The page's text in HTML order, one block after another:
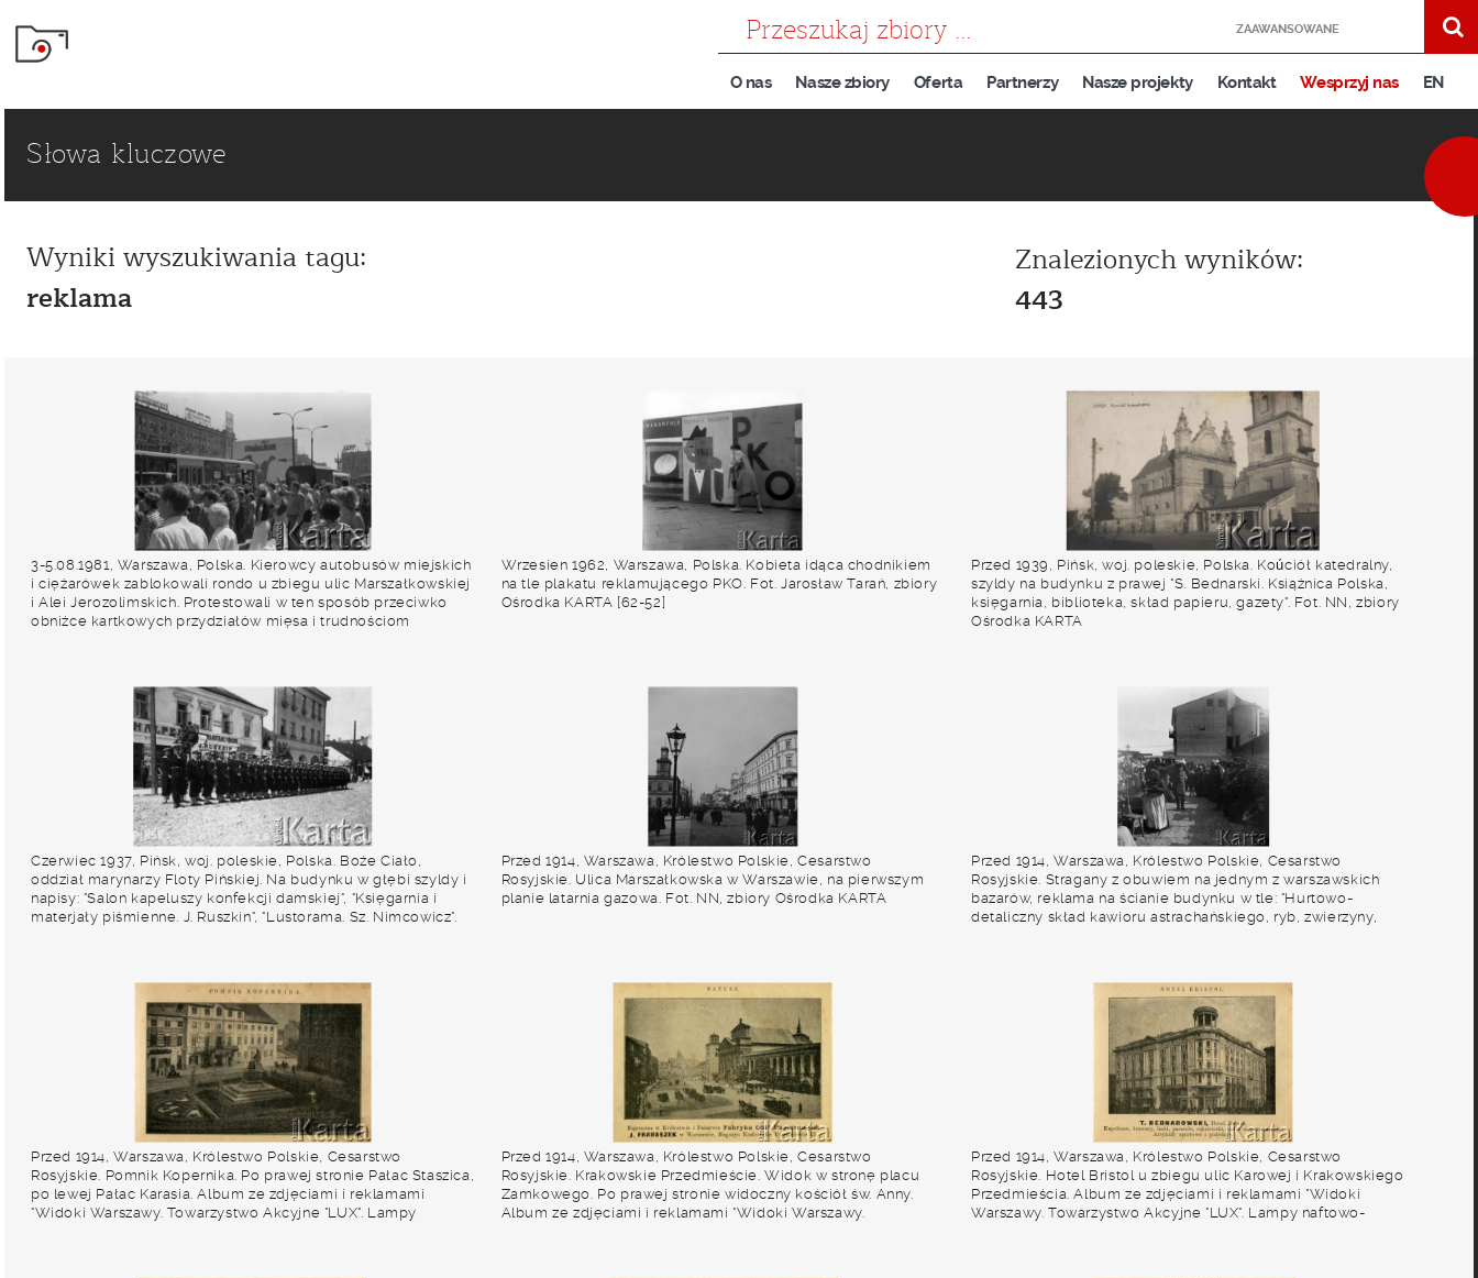
ZAAWANSOWANE
O nas Nasze zbiory Oferta Partnerzy Nasze projekty Kontakt Wesprzyj nas EN
Słowa kluczowe
Wyniki wyszukiwania tagu:
reklama
Znalezionych wyników:
443
3-5.08.1981, Warszawa, Polska. Kierowcy autobusów miejskich
i ciężarówek zablokowali rondo u zbiegu ulic Marszałkowskiej
i Alei Jerozolimskich. Protestowali w ten sposób przeciwko
obniżce kartkowych przydziałów mięsa i trudnościom
tle reklama filmu "Człowiek z żelaza". Fot. Maciej Czarnocki,
zbiory Ośrodka KARTA.
Wrzesien 1962, Warszawa, Polska. Kobieta idąca chodnikiem
na tle plakatu reklamującego PKO. Fot. Jarosław Tarań, zbiory
Ośrodka KARTA [62-52]
Przed 1939, Pińsk, woj. poleskie, Polska. Koúciół katedralny,
szyldy na budynku z prawej "S. Bednarski. Książnica Polska,
księgarnia, biblioteka, skład papieru, gazety". Fot. NN, zbiory
Ośrodka KARTA
Czerwiec 1937, Pińsk, woj. poleskie, Polska. Boże Ciało,
oddział marynarzy Floty Pińskiej. Na budynku w głębi szyldy i
napisy: "Salon kapeluszy konfekcji damskiej", "Księgarnia i
materjały piśmienne. J. Ruszkin", "Lustorama. Sz. Nimcowicz".
Przed 1914, Warszawa, Królestwo Polskie, Cesarstwo
Rosyjskie. Ulica Marszałkowska w Warszawie, na pierwszym
planie latarnia gazowa. Fot. NN, zbiory Ośrodka KARTA
Przed 1914, Warszawa, Królestwo Polskie, Cesarstwo
Rosyjskie. Stragany z obuwiem na jednym z warszawskich
bazarów, reklama na ścianie budynku w tle: "Hurtowo-
detaliczny skład kawioru astrachańskiego, ryb, zwierzyny,
Przed 1914, Warszawa, Królestwo Polskie, Cesarstwo
Rosyjskie. Pomnik Kopernika. Po prawej stronie Pałac Staszica,
po lewej Pałac Karasia. Album ze zdjęciami i reklamami
"Widoki Warszawy. Towarzystwo Akcyjne "LUX". Lampy
Przed 1914, Warszawa, Królestwo Polskie, Cesarstwo
Rosyjskie. Krakowskie Przedmieście. Widok w stronę placu
Zamkowego. Po prawej stronie widoczny kościół św. Anny.
Album ze zdjęciami i reklamami "Widoki Warszawy.
Przed 1914, Warszawa, Królestwo Polskie, Cesarstwo
Rosyjskie. Hotel Bristol u zbiegu ulic Karowej i Krakowskiego
Przedmieścia. Album ze zdjęciami i reklamami "Widoki
Warszawy. Towarzystwo Akcyjne "LUX". Lampy naftowo-